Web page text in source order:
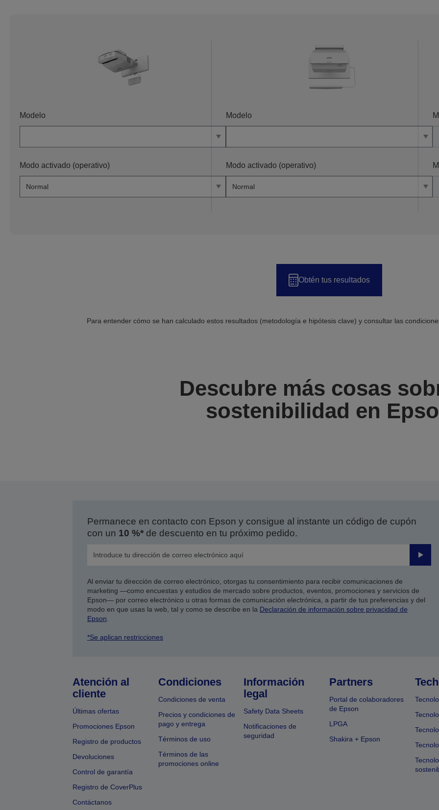
Modelo
Modo activado (operativo)
Modelo
Modo activado (operativo)
Obtén tus resultados
Para entender cómo se han calculado estos resultados (metodología e hipótesis clave) y consultar las
Descubre más cosas
sostenibilidad en
Permanece en contacto con Epson y consigue al instante un código de cupón
con un 10 %*de descuento en tu próximo pedido.
Enviar
Al enviar tu dirección de correo electrónico, otorgas tu consentimiento para recibir comunicaciones de
marketing —como encuestas y estudios de mercado sobre productos, eventos, promociones y servicios de
Epson— por correo electrónico u otras formas de comunicación electrónica, a partir de tus preferencias y del
modo en que usas la web, tal y como se describe en la Declaración de información sobre privacidad de
Epson
*Se aplican restricciones
Atención al
cliente
Últimas ofertas
Promociones Epson
Registro de productos
Devoluciones
Control de garantía
Registro de CoverPlus
Contáctanos
Condiciones
Condiciones de venta
Precios y condiciones de
pago y entrega
Términos de uso
Términos de las
promociones online
Información
legal
Safety Data Sheets
Notificaciones de
seguridad
Partners
Portal de colaboradores
de Epson
LPGA
Shakira + Epson